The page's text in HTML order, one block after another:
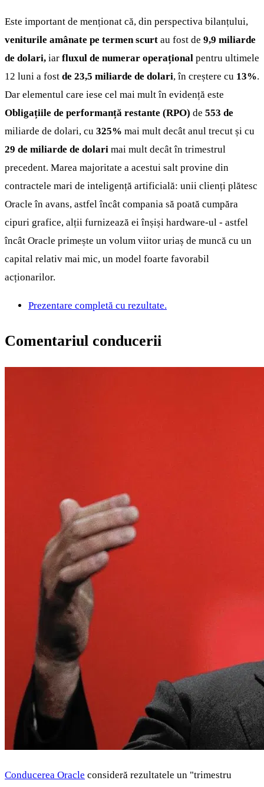
Este important de menționat că, din perspectiva bilanțului,
veniturile amânate pe termen scurt au fost de 9,9 miliarde
de dolari, iar fluxul de numerar operațional pentru ultimele
12 luni a fost de 23,5 miliarde de dolari, în creștere cu 13%.
Dar elementul care iese cel mai mult în evidență este
Obligațiile de performanță restante (RPO) de 553 de
miliarde de dolari, cu 325% mai mult decât anul trecut și cu
29 de miliarde de dolari mai mult decât în trimestrul
precedent. Marea majoritate a acestui salt provine din
contractele mari de inteligență artificială: unii clienți plătesc
Oracle în avans, astfel încât compania să poată cumpăra
cipuri grafice, alții furnizează ei înșiși hardware-ul - astfel
încât Oracle primește un volum viitor uriaș de muncă cu un
capital relativ mai mic, un model foarte favorabil
acționarilor.
Prezentare completă cu rezultate.
Comentariul conducerii
Conducerea Oracle consideră rezultatele un "trimestru